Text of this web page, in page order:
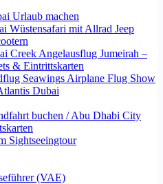
Urlaub machen
Wüstensafari mit Allrad Jeep
Creek Angelausflug Jumeirah –
& Eintrittskarten
Seawings Airplane Flug Show
Dubai
buchen / Abu Dhabi City
Sightseeingtour
(VAE)